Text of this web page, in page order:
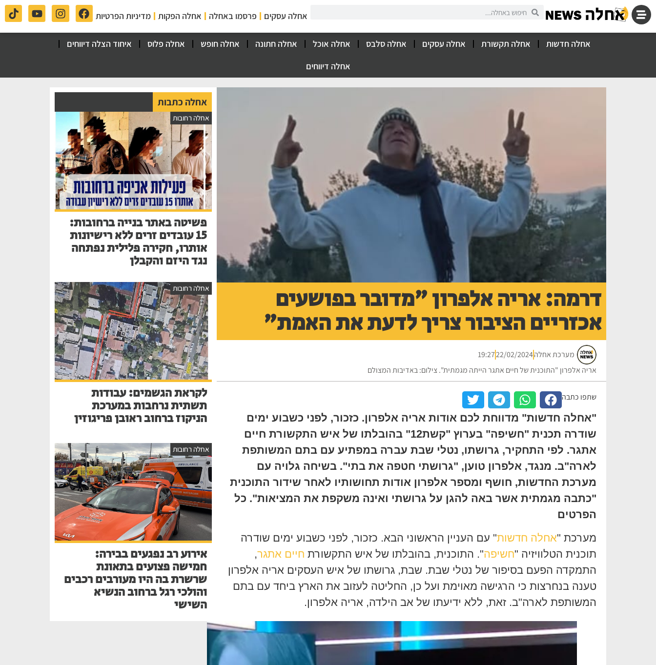
אחלה עסקים פרסמו באחלה אחלה הפקות מדיניות הפרטיות
אחלה חדשות אחלה תקשורת אחלה עסקים אחלה סלבס אחלה אוכל אחלה חתונה אחלה חופש אחלה פלוס
איחוד הצלה דיווחים
אחלה דיווחים
דרמה: אריה אלפרון "מדובר בפושעים
אכזריים הציבור צריך לדעת את האמת"
מערכת אחלה22/02/2024
19:27
אריה אלפרון "התוכנית של חיים אתגר הייתה מגמתית". צילום: באדיבות המצולם
שתפו כתבה
"אחלה חדשות" מדווחת לכם אודות אריה אלפרון. כזכור, לפני כשבוע ימים
שודרה תכנית "חשיפה" בערוץ "קשת12" בהובלתו של איש התקשורת חיים
אתגר. לפי התחקיר, גרושתו, נטלי שבת עברה במפתיע עם בתם המשותפת
לארה"ב. מנגד, אלפרון טוען, "גרושתי חטפה את בתי". בשיחה גלויה עם
מערכת החדשות, חושף ומספר אלפרון אודות תחושותיו לאחר שידור התוכנית
"כתבה מגמתית אשר באה להגן על גרושתי ואינה משקפת את המציאות". כל
הפרטים
מערכת "אחלה חדשות" עם העניין הראשוני הבא. כזכור, לפני כשבוע ימים שודרה
תוכנית הטלוויזיה "חשיפה". התוכנית, בהובלתו של איש התקשורת חיים אתגר,
התמקדה הפעם בסיפור של נטלי שבת. שבת, גרושתו של איש העסקים אריה אלפרון
טענה בנחרצות כי הרגישה מאוימת ועל כן, החליטה לעזוב את הארץ ביחד עם בתם
המשותפת לארה"ב. זאת, ללא ידיעתו של אב הילדה, אריה אלפרון.
אחלה כתבות
אחלה רחובות
פשיטה באתר בנייה ברחובות:
15 עובדים זרים ללא רישיונות
אותרו, חקירה פלילית נפתחה
נגד היזם והקבלן
אחלה רחובות
לקראת הגשמים: עבודות
תשתית נרחבות במערכת
הניקוז ברחוב ראובן פריגוזין
אחלה רחובות
אירוע רב נפגעים בבירה:
חמישה פצועים בתאונת
שרשרת בה היו מעורבים רכבים
והולכי רגל ברחוב הנשיא
השישי